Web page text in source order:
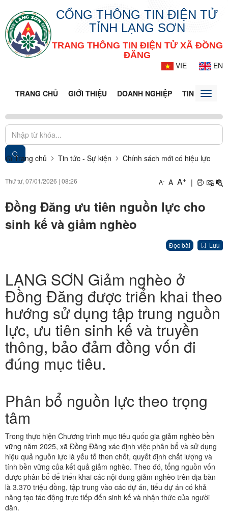
CỔNG THÔNG TIN ĐIỆN TỬ
TỈNH LẠNG SƠN
TRANG THÔNG TIN ĐIỆN TỬ XÃ ĐỒNG
ĐĂNG
VIE
EN
TRANG CHỦ GIỚI THIỆU DOANH NGHIỆP TIN TỨC -
Toggle
Trang chủ Tin tức - Sự kiện Chính sách mới có hiệu lực
Thứ tư, 07/01/2026 | 08:26 A- A A+ |
Đồng Đăng ưu tiên nguồn lực cho
sinh kế và giảm nghèo
Đọc bài Lưu
LẠNG SƠN Giảm nghèo ở
Đồng Đăng được triển khai theo
hướng sử dụng tập trung nguồn
lực, ưu tiên sinh kế và truyền
thông, bảo đảm đồng vốn đi
đúng mục tiêu.
Phân bổ nguồn lực theo trọng
tâm
Trong thực hiện Chương trình mục tiêu quốc gia giảm nghèo bền
vững năm 2025, xã Đồng Đăng xác định việc phân bổ và sử dụng
hiệu quả nguồn lực là yếu tố then chốt, quyết định chất lượng và
tính bền vững của kết quả giảm nghèo. Theo đó, tổng nguồn vốn
được phân bổ để triển khai các nội dung giảm nghèo trên địa bàn
là 3.370 triệu đồng, tập trung vào các dự án, tiểu dự án có khả
năng tạo tác động trực tiếp đến sinh kế và nhận thức của người
dân.